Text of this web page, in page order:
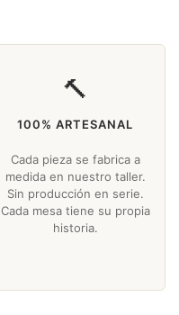
🔨
100% ARTESANAL
Cada pieza se fabrica a
medida en nuestro taller.
Sin producción en serie.
Cada mesa tiene su propia
historia.